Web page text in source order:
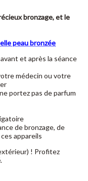
bronzage, et le
peau bronzée
et après la séance
médecin ou votre
portez pas de parfum
de bronzage, de
appareils
! Profitez
.